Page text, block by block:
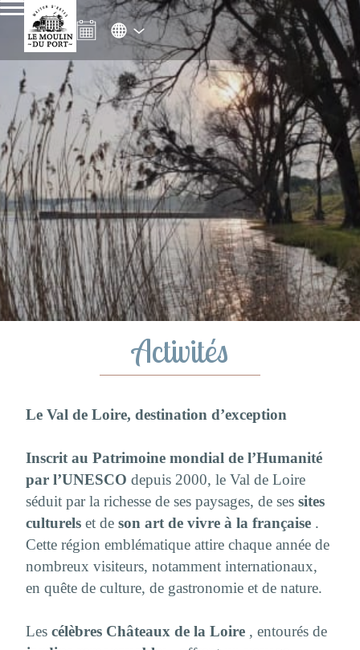
Activités
Le Val de Loire, destination d’exception
Inscrit au Patrimoine mondial de l’Humanité
par l’UNESCO depuis 2000, le Val de Loire
séduit par la richesse de ses paysages, de ses sites
culturels et de son art de vivre à la française .
Cette région emblématique attire chaque année de
nombreux visiteurs, notamment internationaux,
en quête de culture, de gastronomie et de nature.
Les célèbres Châteaux de la Loire , entourés de